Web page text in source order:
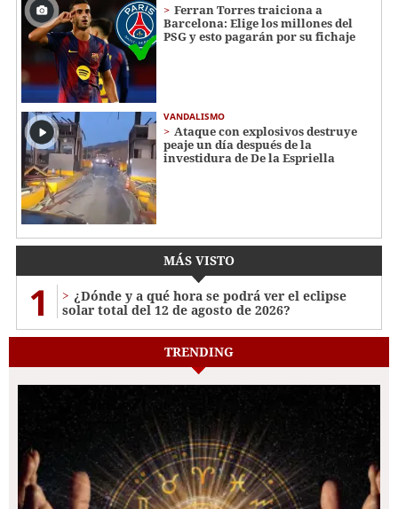
Ferran Torres traiciona a
Barcelona: Elige los millones del
PSG y esto pagarán por su fichaje
VANDALISMO
Ataque con explosivos destruye
peaje un día después de la
investidura de De la Espriella
MÁS VISTO
1
¿Dónde y a qué hora se podrá ver el eclipse
solar total del 12 de agosto de 2026?
TRENDING